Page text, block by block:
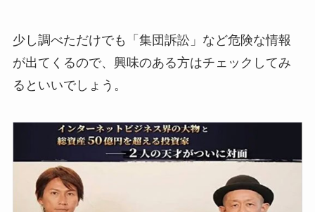
少し調べただけでも「集団訴訟」など危険な情報
が出てくるので、興味のある方はチェックしてみ
るといいでしょう。